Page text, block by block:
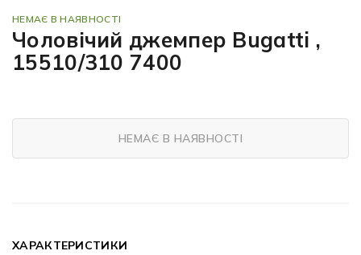
НЕМАЄ В НАЯВНОСТІ
Чоловічий джемпер Bugatti ,
15510/310 7400
НЕМАЄ В НАЯВНОСТІ
ХАРАКТЕРИСТИКИ